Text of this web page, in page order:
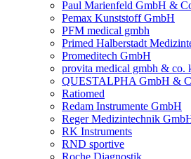
Paul Marienfeld GmbH &
Pemax Kunststoff GmbH
PFM medical gmbh
Primed Halberstadt
Promeditech GmbH
provita medical gmbh & co.
QUESTALPHA GmbH &
Ratiomed
Redam Instrumente GmbH
Reger Medizintechnik
RK Instruments
RND sportive